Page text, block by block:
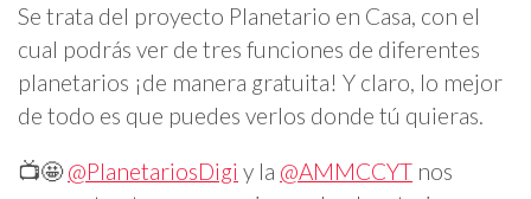
Se trata del proyecto Planetario en Casa, con el
cual podrás ver de tres funciones de diferentes
planetarios ¡de manera gratuita! Y claro, lo mejor
de todo es que puedes verlos donde tú quieras.
📺🤩@PlanetariosDigi y la @AMMCCYT nos